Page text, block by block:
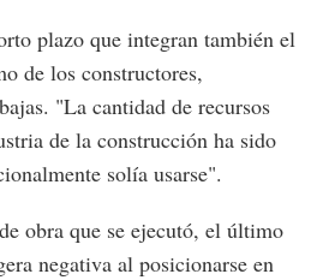
plazo que integran también el
de los constructores,
"La cantidad de recursos
de la construcción ha sido
solía usarse".
obra que se ejecutó, el último
negativa al posicionarse en